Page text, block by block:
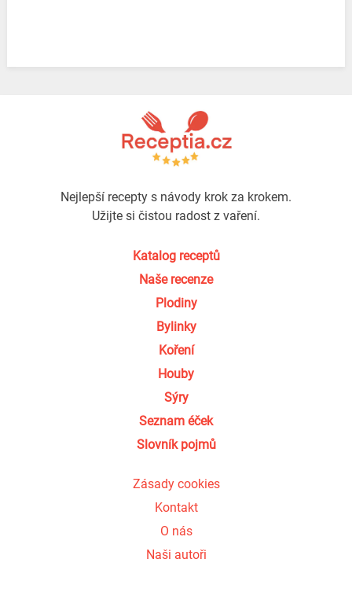
Nejlepší recepty s návody krok za krokem.
Užijte si čistou radost z vaření.
Katalog receptů
Naše recenze
Plodiny
Bylinky
Koření
Houby
Sýry
Seznam éček
Slovník pojmů
Zásady cookies
Kontakt
O nás
Naši autoři